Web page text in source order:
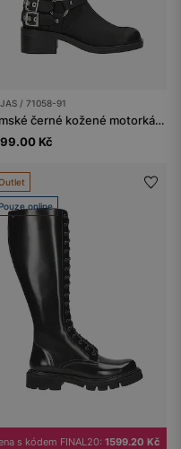
/ 71058-91
Dámské černé kožené motorkářské kozačky
Kč
online
s kódem FINAL20: 1599.20 Kč